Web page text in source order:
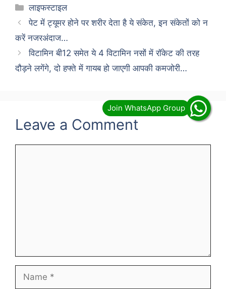
Categories
लाइफस्टाइल
पेट में ट्यूमर होने पर शरीर देता है ये संकेत, इन संकेतों को न
करें नजरअंदाज…
विटामिन बी12 समेत ये 4 विटामिन नसों में रॉकेट की तरह
दौड़ने लगेंगे, दो हफ्ते में गायब हो जाएगी आपकी कमजोरी…
Leave a Comment
Name